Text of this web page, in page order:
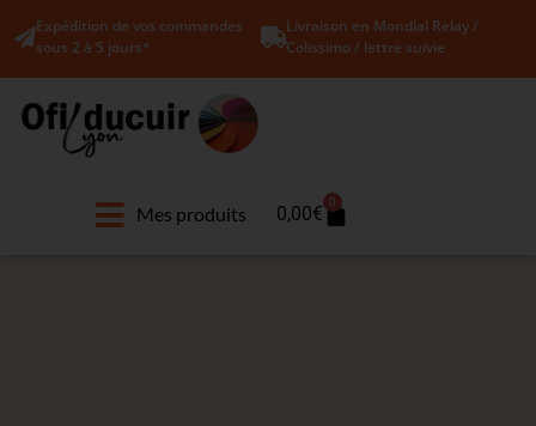
Expédition de vos commandes
sous 2 à 5 jours*
Livraison en Mondial Relay /
Colissimo / lettre suivie
Mes produits 0,00€
0